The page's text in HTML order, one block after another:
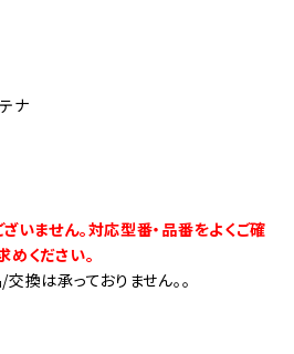
ナ
いません。対応型番・品番をよくご確
ください。
換は承っておりません。。